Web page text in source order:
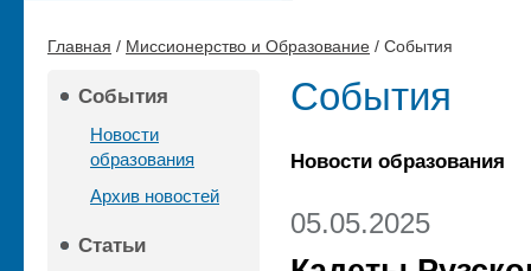
Главная / Миссионерство и Образование / События
События
Новости
образования
Архив новостей
Статьи
События
Новости образования
05.05.2025